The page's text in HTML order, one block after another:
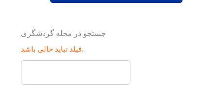
جستجو در مجله گردشگری
فیلد نباید خالی باشد.